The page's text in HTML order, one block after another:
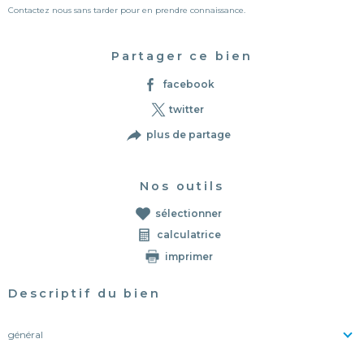
Contactez nous sans tarder pour en prendre connaissance.
Partager ce bien
facebook
twitter
plus de partage
Nos outils
sélectionner
calculatrice
imprimer
Descriptif du bien
général